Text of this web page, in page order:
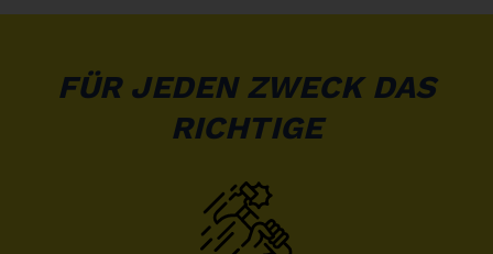
FÜR JEDEN ZWECK DAS
RICHTIGE